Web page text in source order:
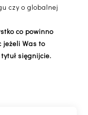
czy o globalnej
co powinno
jeżeli Was to
sięgnijcie.